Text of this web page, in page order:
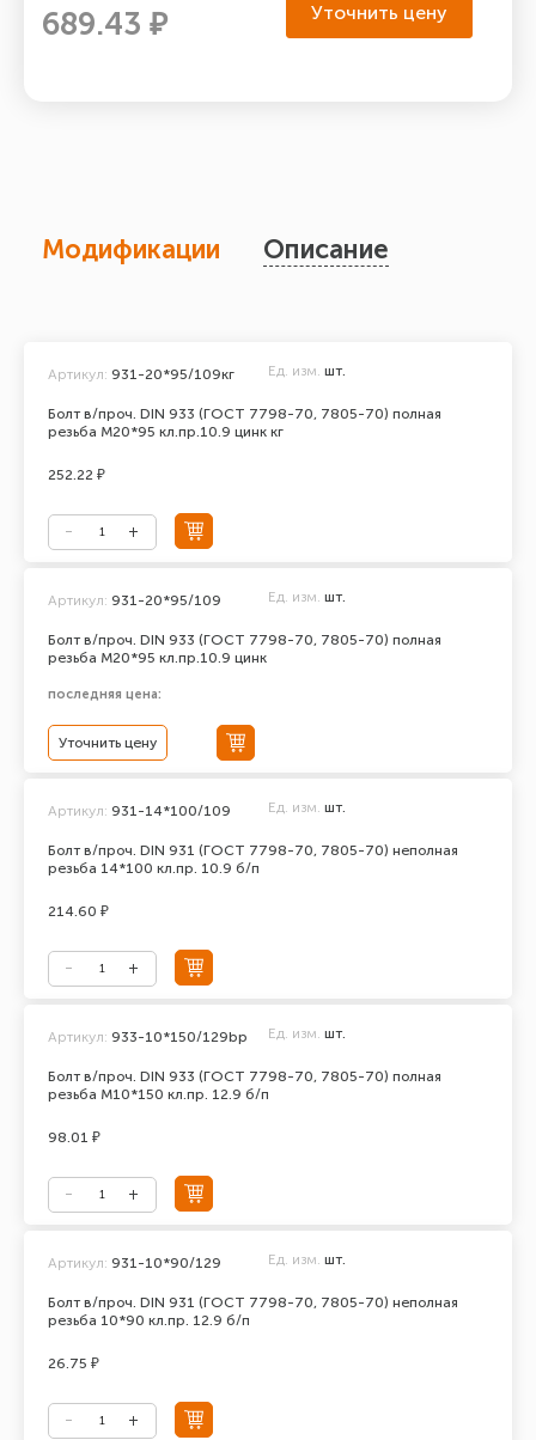
689.43 ₽ Уточнить цену
Модификации Описание
Болт в/проч. DIN 933 (ГОСТ 7798-70, 7805-70) полная
резьба М20*95 кл.пр.10.9 цинк кг
Артикул: 931-20*95/109кг Ед. изм. шт.
252.22 ₽
Болт в/проч. DIN 933 (ГОСТ 7798-70, 7805-70) полная
резьба М20*95 кл.пр.10.9 цинк
Артикул: 931-20*95/109 Ед. изм. шт.
последняя цена:
Уточнить цену
Болт в/проч. DIN 931 (ГОСТ 7798-70, 7805-70) неполная
резьба 14*100 кл.пр. 10.9 б/п
Артикул: 931-14*100/109 Ед. изм. шт.
214.60 ₽
Болт в/проч. DIN 933 (ГОСТ 7798-70, 7805-70) полная
резьба М10*150 кл.пр. 12.9 б/п
Артикул: 933-10*150/129bp Ед. изм. шт.
98.01 ₽
Болт в/проч. DIN 931 (ГОСТ 7798-70, 7805-70) неполная
резьба 10*90 кл.пр. 12.9 б/п
Артикул: 931-10*90/129 Ед. изм. шт.
26.75 ₽